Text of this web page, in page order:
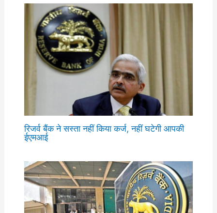
रिजर्व बैंक ने सस्ता नहीं किया कर्ज, नहीं घटेगी आपकी
ईएमआई